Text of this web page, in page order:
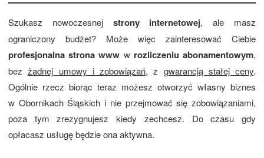
Szukasz nowoczesnej strony internetowej, ale masz
ograniczony budżet? Może więc zainteresować Ciebie
profesjonalna strona www w rozliczeniu abonamentowym,
bezżadnej umowy i zobowiązań, z gwarancją stałej ceny.
Ogólnie rzecz biorąc teraz możesz otworzyć własny biznes
w Obornikach Śląskich i nie przejmować się zobowiązaniami,
poza tym zrezygnujesz kiedy zechcesz. Do czasu gdy
opłacasz usługę będzie ona aktywna.